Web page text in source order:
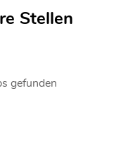
Stellen
gefunden